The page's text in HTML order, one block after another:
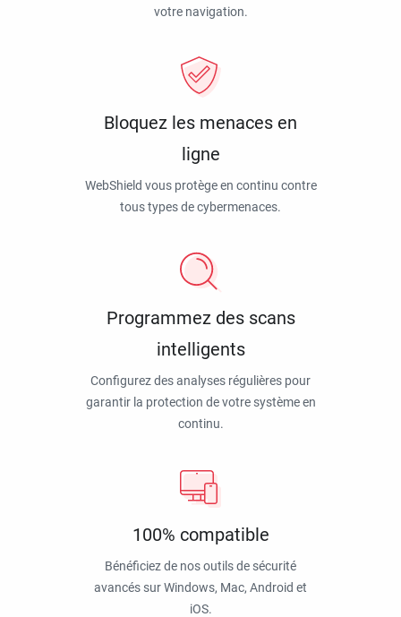
votre navigation.
Bloquez les menaces en
ligne
WebShield vous protège en continu contre
tous types de cybermenaces.
Programmez des scans
intelligents
Configurez des analyses régulières pour
garantir la protection de votre système en
continu.
100% compatible
Bénéficiez de nos outils de sécurité
avancés sur Windows, Mac, Android et
iOS.